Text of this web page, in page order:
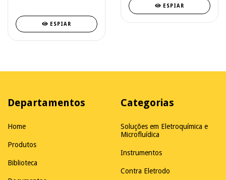
ESPIAR
ESPIAR
Departamentos
Home
Produtos
Biblioteca
Categorias
Soluções em Eletroquímica e
Microfluídica
Instrumentos
Contra Eletrodo